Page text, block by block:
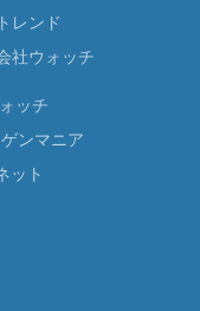
レンド
社ウォッチ
ッチ
ンマニア
ット